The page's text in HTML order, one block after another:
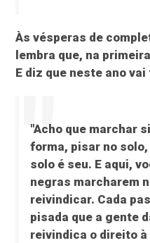
Às vésperas de
lembra que, na
E diz que neste ano
"Acho que marchar
forma, pisar no
solo é seu. E aqui,
negras marcharem
reivindicar. Cada
pisada que a gente
reivindica o direito